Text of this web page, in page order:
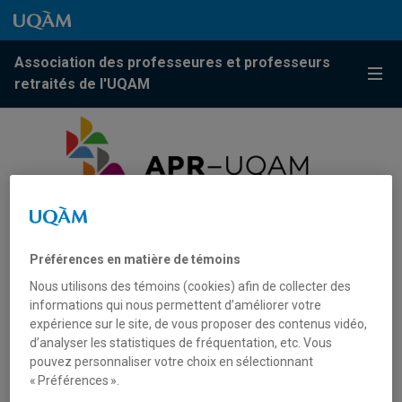
Passer au contenu
Accéder au menu principal
Accéder à la recherche
Passer au contenu
Accéder au menu principal
Association des professeures et professeurs
retraités de l'UQAM
Menu
Visite au Musée Pointe-à-
Callière
Préférences en matière de témoins
Nous utilisons des témoins (cookies) afin de collecter des
informations qui nous permettent d’améliorer votre
expérience sur le site, de vous proposer des contenus vidéo,
d’analyser les statistiques de fréquentation, etc. Vous
pouvez personnaliser votre choix en sélectionnant
« Préférences ».